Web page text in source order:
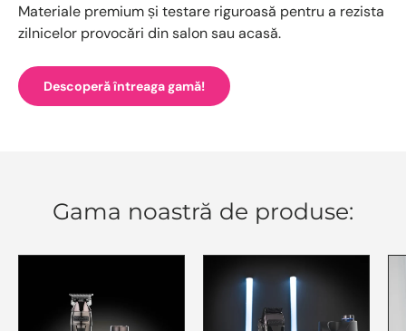
Materiale premium și testare riguroasă pentru a rezista
zilnicelor provocări din salon sau acasă.
Descoperă întreaga gamă!
Gama noastră de produse: